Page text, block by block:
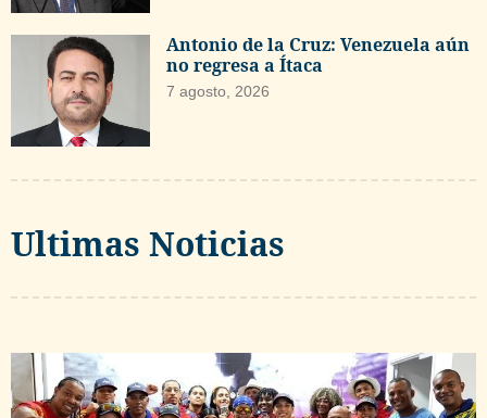
Antonio de la Cruz: Venezuela aún
no regresa a Ítaca
7 agosto, 2026
Ultimas Noticias